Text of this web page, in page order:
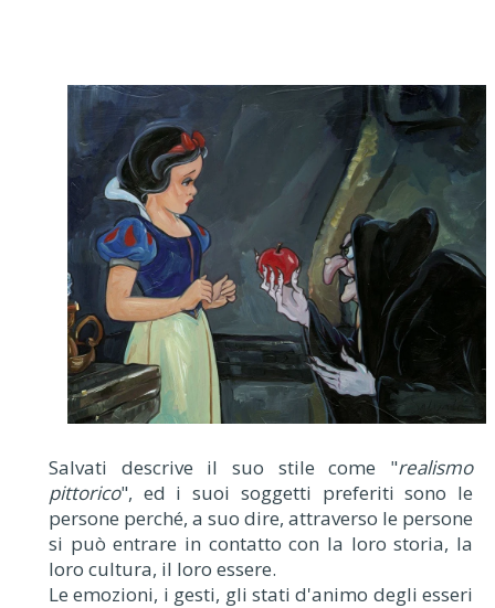
Salvati descrive il suo stile come "realismo
pittorico", ed i suoi soggetti preferiti sono le
persone perché, a suo dire, attraverso le persone
si può entrare in contatto con la loro storia, la
loro cultura, il loro essere.
Le emozioni, i gesti, gli stati d'animo degli esseri